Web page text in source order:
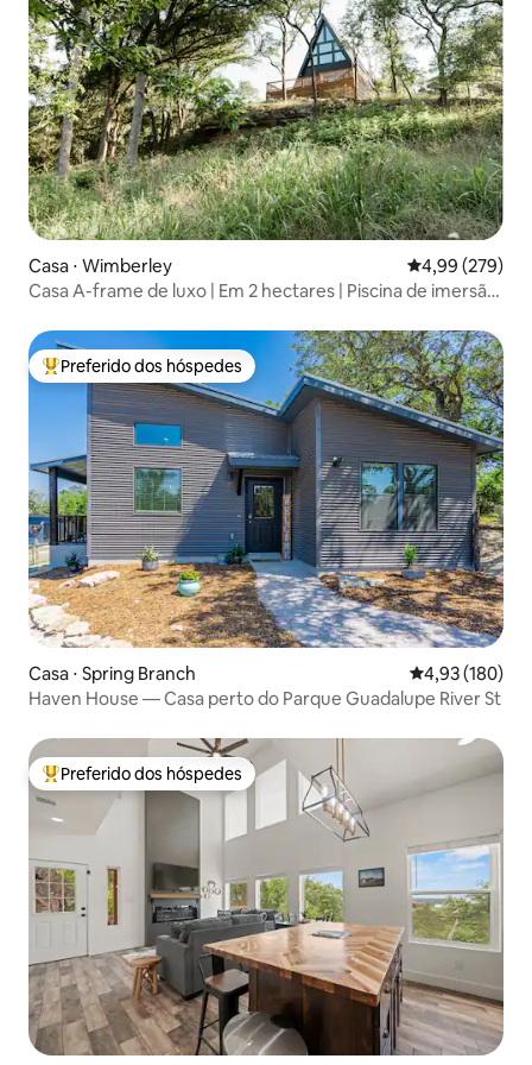
Casa ⋅ Wimberley 4,99 de uma
4,99 (279)
Casa A-frame de luxo | Em 2 hectares | Piscina de imersão
Entre os melhores preferidos dos hóspedes
Preferido dos hóspedes
Casa ⋅ Spring Branch 4,93 de uma
4,93 (180)
Haven House — Casa perto do Parque Guadalupe River St
Entre os melhores preferidos dos hóspedes
Preferido dos hóspedes